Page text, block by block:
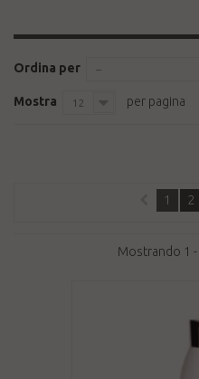
Ordina per --
Mostra 12 per pagina
1 2
Mostrando 1